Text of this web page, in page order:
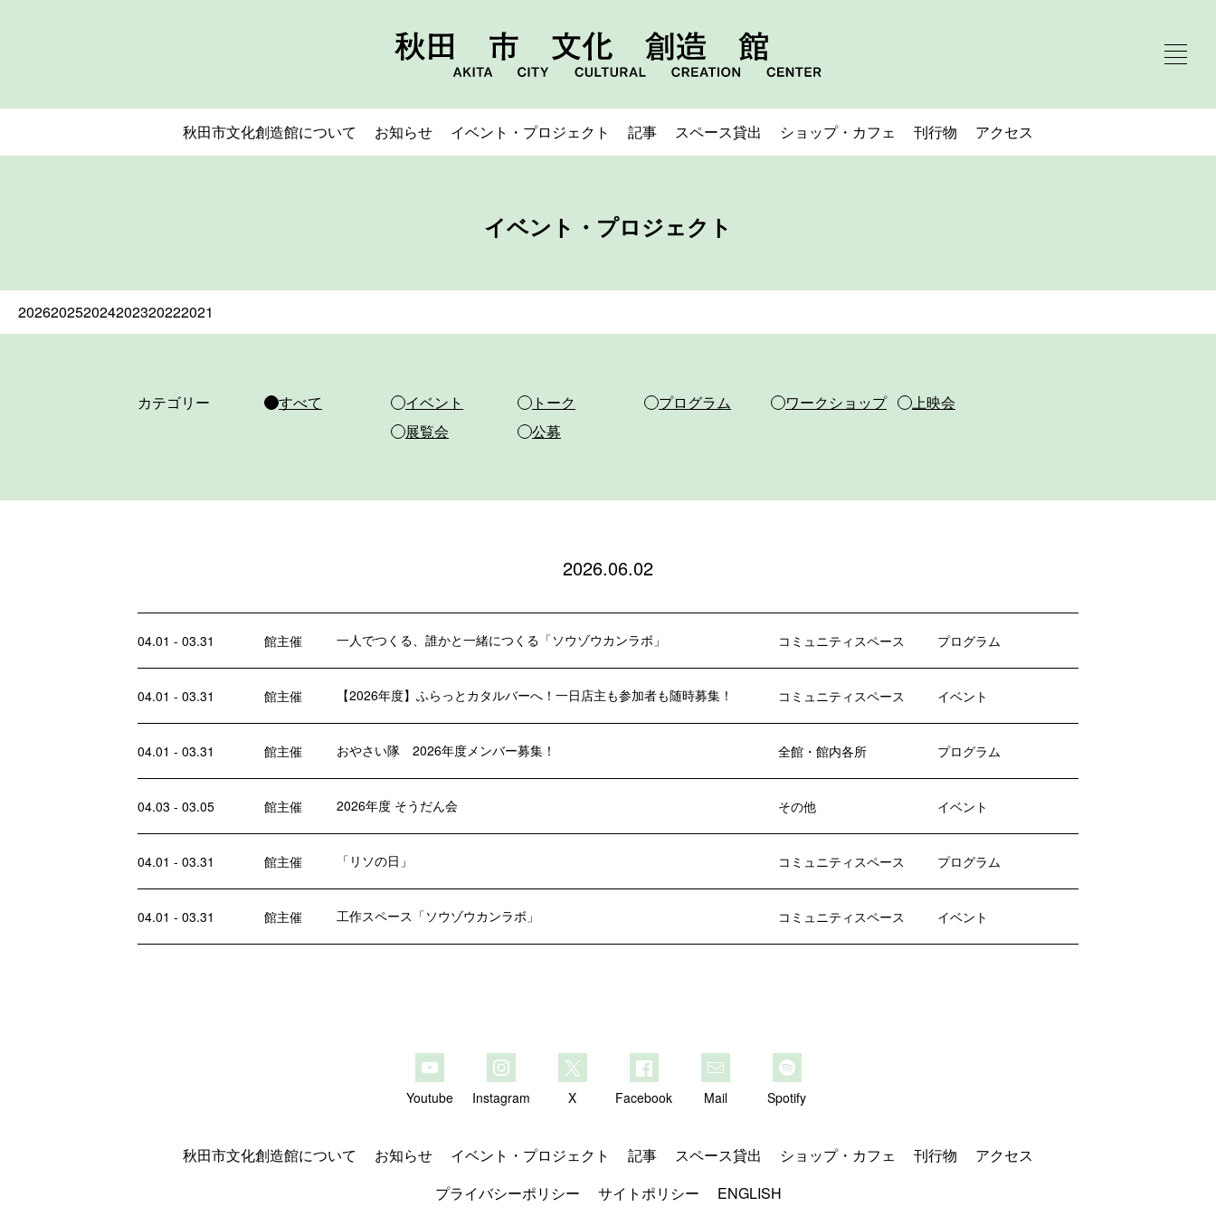
秋田市文化創造館について お知らせ イベント・プロジェクト 記事 スペース貸出 ショップ・カフェ 刊行物 アクセス
イベント・プロジェクト
202620252024202320222021
カテゴリー すべて イベント トーク プログラム ワークショップ
上映会
展覧会
公募
2026.06.02
04.01 - 03.31 館主催 一人でつくる、誰かと一緒につくる「ソウゾウカンラボ」 コミュニティスペース プログラム
04.01 - 03.31 館主催 【2026年度】ふらっとカタルバーへ！一日店主も参加者も随時募集！ コミュニティスペース イベント
04.01 - 03.31 館主催 おやさい隊 2026年度メンバー募集！ 全館・館内各所 プログラム
04.03 - 03.05 館主催 2026年度 そうだん会 その他 イベント
04.01 - 03.31 館主催 「リソの日」 コミュニティスペース プログラム
04.01 - 03.31 館主催 工作スペース「ソウゾウカンラボ」 コミュニティスペース イベント
Youtube Instagram X Facebook Mail Spotify
秋田市文化創造館について お知らせ イベント・プロジェクト 記事 スペース貸出 ショップ・カフェ 刊行物
アクセス
プライバシーポリシー
サイトポリシー ENGLISH